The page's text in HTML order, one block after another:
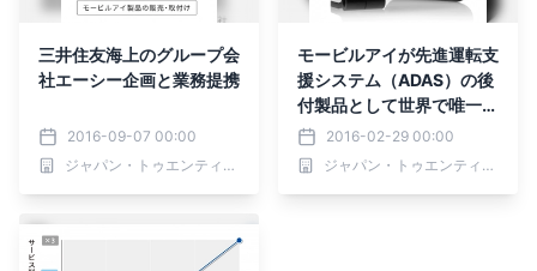
三井住友海上のグループ会
社エーシー企画と業務提携
2016-09-07 00:00
ジャパン・トゥエンティワン株式会社
モービルアイが先進運転支
援システム（ADAS）の後
付製品として世界で唯一、
欧州安全基準に適合
2016-02-29 00:00
ジャパン・トゥエンティワン株式会社